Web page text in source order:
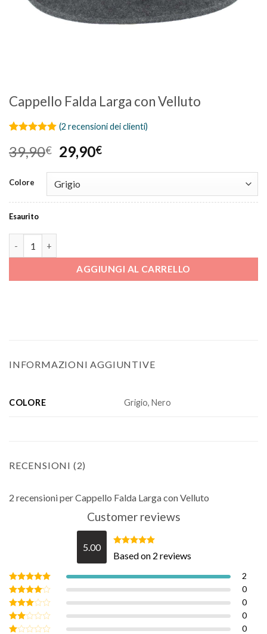
Cappello Falda Larga con Velluto
su 5 su
base di
(2 recensioni dei clienti)
39,90€ Il
prezzo
originale
era:
39,90€.
29,90€Il
è:
29,90€.
Colore
Esaurito
AGGIUNGI AL CARRELLO
INFORMAZIONI AGGIUNTIVE
COLORE Grigio, Nero
RECENSIONI (2)
2 recensioni perCappello Falda Larga con Velluto
Customer reviews
5.00
Valutato
5.00su 5
Based on 2 reviews
Valutato5
su 5
2
Valutato
4su 5
0
Valutato
3su 5
0
Valutato
0
0